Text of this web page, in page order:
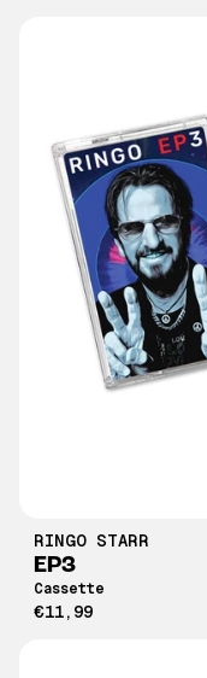
RINGO STARR
EP3
Cassette
€11,99